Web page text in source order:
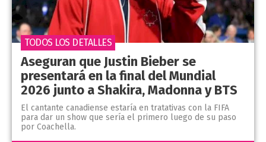
Aseguran que Justin Bieber se
presentará en la final del Mundial
2026 junto a Shakira, Madonna y BTS
El cantante canadiense estaría en tratativas con la FIFA
para dar un show que sería el primero luego de su paso
por Coachella.
TODOS LOS DETALLES